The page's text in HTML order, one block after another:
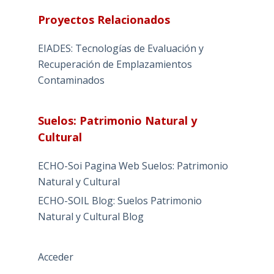
Proyectos Relacionados
EIADES: Tecnologías de Evaluación y
Recuperación de Emplazamientos
Contaminados
Suelos: Patrimonio Natural y
Cultural
ECHO-Soi Pagina Web Suelos: Patrimonio
Natural y Cultural
ECHO-SOIL Blog: Suelos Patrimonio
Natural y Cultural Blog
Acceder